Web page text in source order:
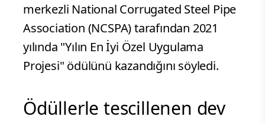
merkezli National Corrugated Steel Pipe
Association (NCSPA) tarafından 2021
yılında "Yılın En İyi Özel Uygulama
Projesi" ödülünü kazandığını söyledi.
Ödüllerle tescillenen dev